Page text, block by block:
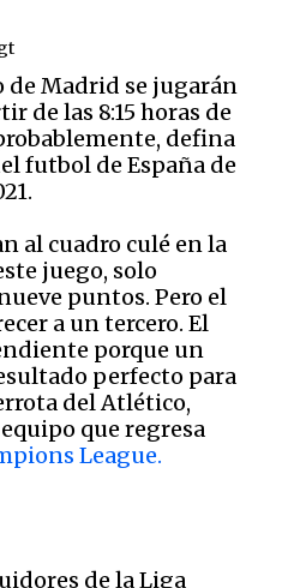
de Madrid se jugarán
de las 8:15 horas de
defina
futbol de España de
al cuadro culé en la
juego, solo
puntos. Pero el
a un tercero. El
porque un
perfecto para
del Atlético,
que regresa
League.
de la Liga